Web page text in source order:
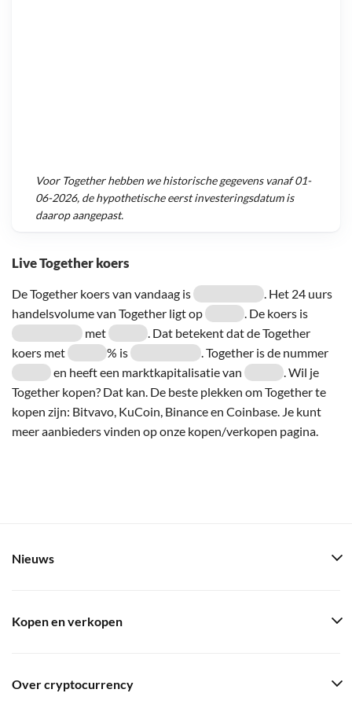
Live Together koers
De Together koers van vandaag is
. Het 24 uurs
handelsvolume van Together ligt op
. De koers is
met
. Dat betekent dat de Together
koers met
% is
. Together is de nummer
en heeft een marktkapitalisatie van
. Wil je
Together kopen? Dat kan. De beste plekken om Together te
kopen zijn: Bitvavo, KuCoin, Binance en Coinbase. Je kunt
meer aanbieders vinden op onze kopen/verkopen pagina.
Voor Togetherhebben we historische gegevens vanaf01-
06-2026, de hypothetische eerst investeringsdatum is
daarop aangepast.
Nieuws
Kopen en verkopen
Over cryptocurrency